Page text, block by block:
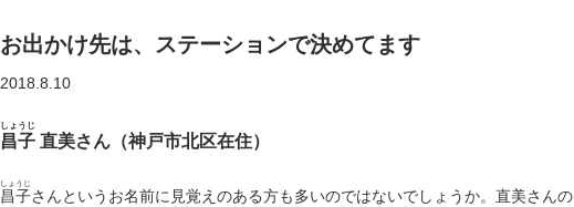
お出かけ先は、ステーションで決めてます
2018.8.10
昌子
しょうじ
直美さん（神戸市北区在住）
昌子
しょうじ
さんというお名前に見覚えのある方も多いのではないでしょうか。直美さんの